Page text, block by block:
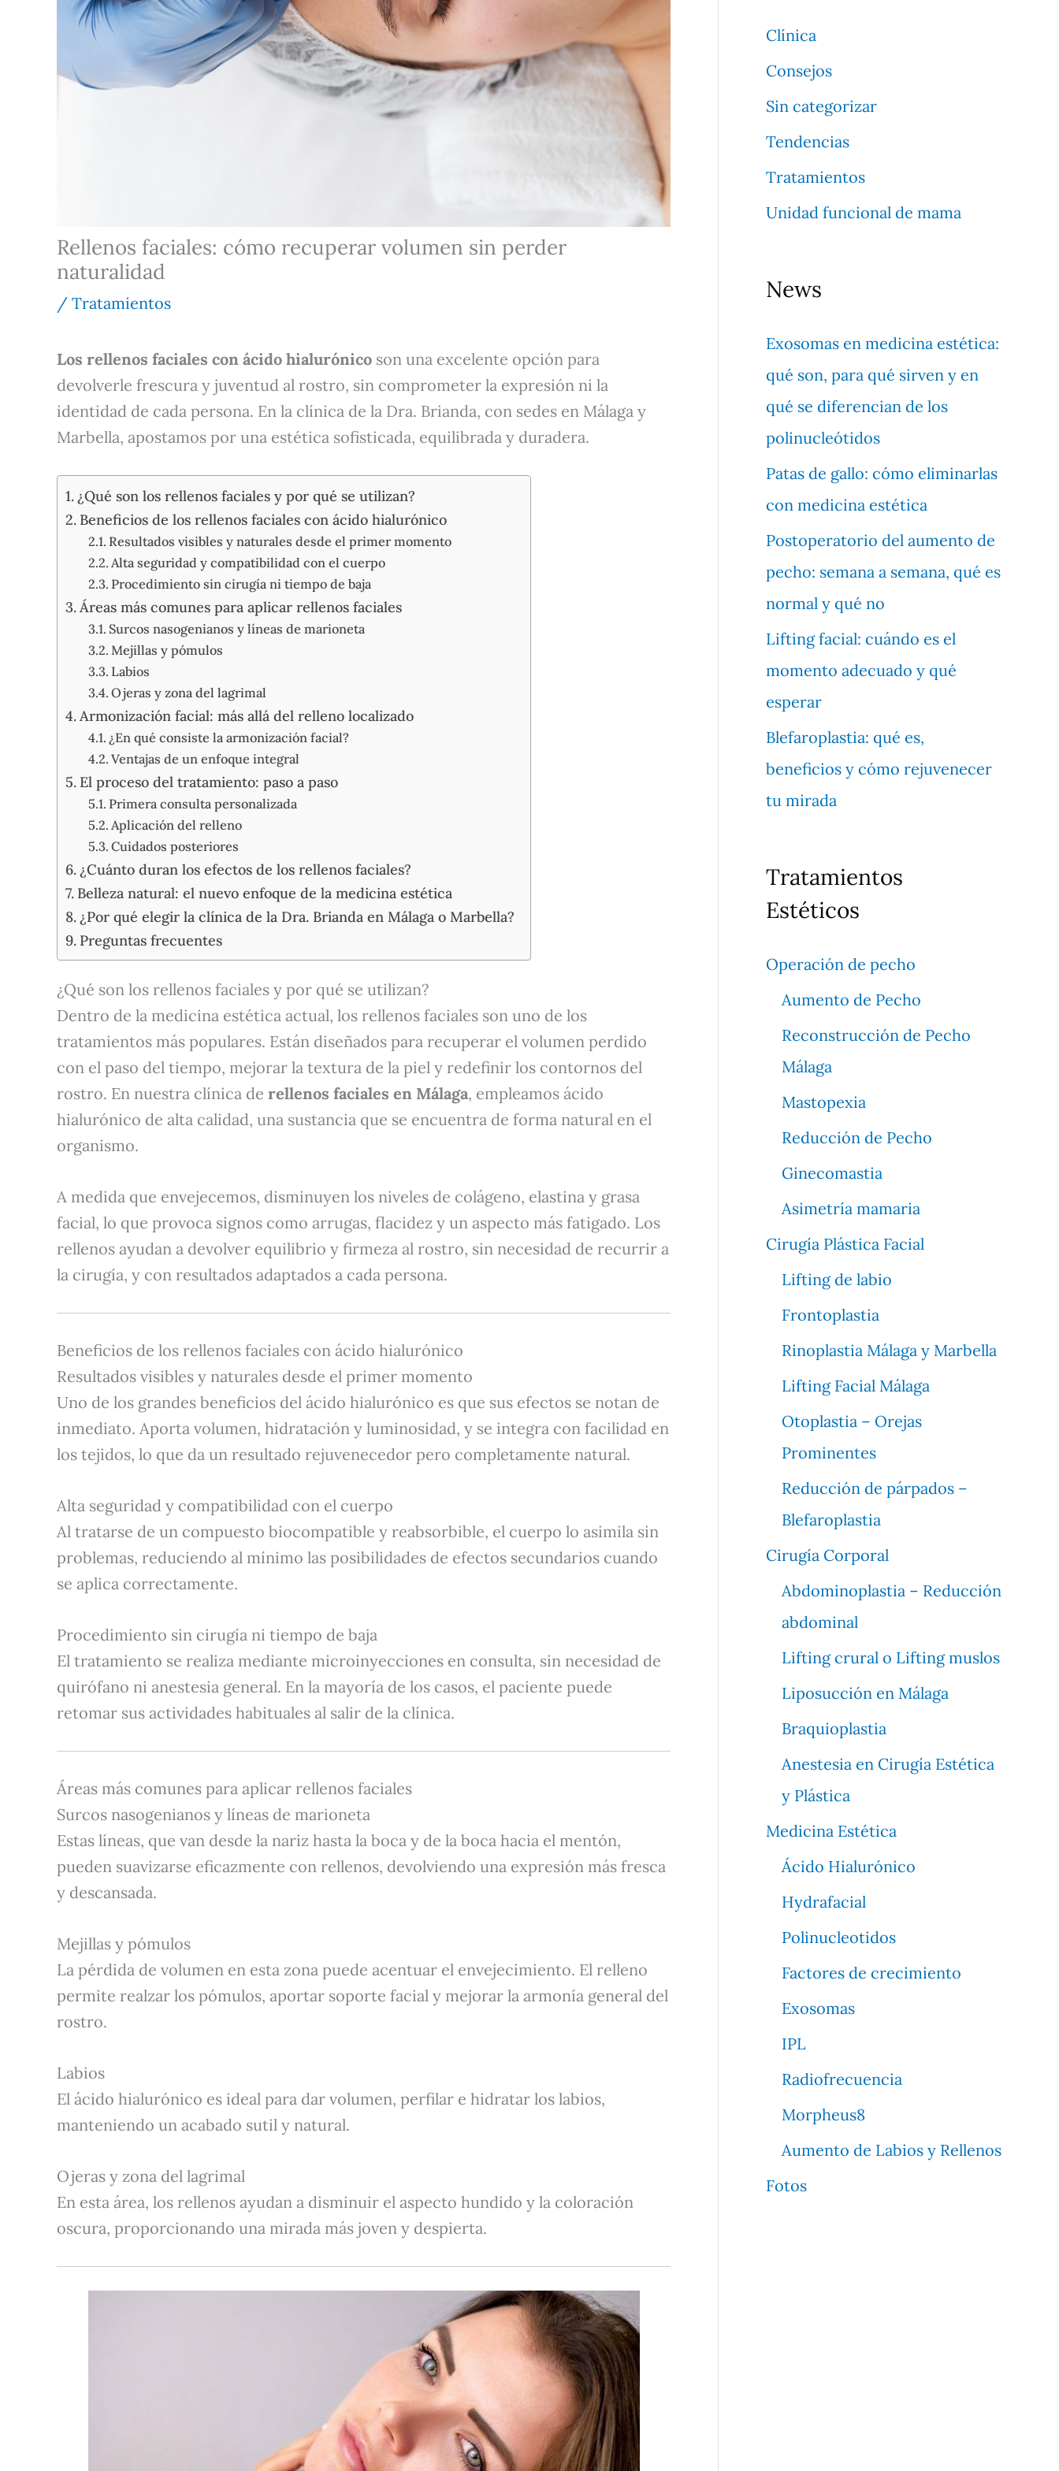
Rellenos faciales: cómo recuperar volumen sin perder
naturalidad
/ Tratamientos
Los rellenos faciales con ácido hialurónico son una excelente opción para
devolverle frescura y juventud al rostro, sin comprometer la expresión ni la
identidad de cada persona. En la clínica de la Dra. Brianda, con sedes en Málaga y
Marbella, apostamos por una estética sofisticada, equilibrada y duradera.
¿Qué son los rellenos faciales y por qué se utilizan?
Beneficios de los rellenos faciales con ácido hialurónico
Resultados visibles y naturales desde el primer momento
Alta seguridad y compatibilidad con el cuerpo
Procedimiento sin cirugía ni tiempo de baja
Áreas más comunes para aplicar rellenos faciales
Surcos nasogenianos y líneas de marioneta
Mejillas y pómulos
Labios
Ojeras y zona del lagrimal
Armonización facial: más allá del relleno localizado
¿En qué consiste la armonización facial?
Ventajas de un enfoque integral
El proceso del tratamiento: paso a paso
Primera consulta personalizada
Aplicación del relleno
Cuidados posteriores
¿Cuánto duran los efectos de los rellenos faciales?
Belleza natural: el nuevo enfoque de la medicina estética
¿Por qué elegir la clínica de la Dra. Brianda en Málaga o Marbella?
Preguntas frecuentes
¿Qué son los rellenos faciales y por qué se utilizan?
Dentro de la medicina estética actual, los rellenos faciales son uno de los
tratamientos más populares. Están diseñados para recuperar el volumen perdido
con el paso del tiempo, mejorar la textura de la piel y redefinir los contornos del
rostro. En nuestra clínica de rellenos faciales en Málaga, empleamos ácido
hialurónico de alta calidad, una sustancia que se encuentra de forma natural en el
organismo.
A medida que envejecemos, disminuyen los niveles de colágeno, elastina y grasa
facial, lo que provoca signos como arrugas, flacidez y un aspecto más fatigado. Los
rellenos ayudan a devolver equilibrio y firmeza al rostro, sin necesidad de recurrir a
la cirugía, y con resultados adaptados a cada persona.
Beneficios de los rellenos faciales con ácido hialurónico
Resultados visibles y naturales desde el primer momento
Uno de los grandes beneficios del ácido hialurónico es que sus efectos se notan de
inmediato. Aporta volumen, hidratación y luminosidad, y se integra con facilidad en
los tejidos, lo que da un resultado rejuvenecedor pero completamente natural.
Alta seguridad y compatibilidad con el cuerpo
Al tratarse de un compuesto biocompatible y reabsorbible, el cuerpo lo asimila sin
problemas, reduciendo al mínimo las posibilidades de efectos secundarios cuando
se aplica correctamente.
Procedimiento sin cirugía ni tiempo de baja
El tratamiento se realiza mediante microinyecciones en consulta, sin necesidad de
quirófano ni anestesia general. En la mayoría de los casos, el paciente puede
retomar sus actividades habituales al salir de la clínica.
Áreas más comunes para aplicar rellenos faciales
Surcos nasogenianos y líneas de marioneta
Estas líneas, que van desde la nariz hasta la boca y de la boca hacia el mentón,
pueden suavizarse eficazmente con rellenos, devolviendo una expresión más fresca
y descansada.
Mejillas y pómulos
La pérdida de volumen en esta zona puede acentuar el envejecimiento. El relleno
permite realzar los pómulos, aportar soporte facial y mejorar la armonía general del
rostro.
Labios
El ácido hialurónico es ideal para dar volumen, perfilar e hidratar los labios,
manteniendo un acabado sutil y natural.
Ojeras y zona del lagrimal
En esta área, los rellenos ayudan a disminuir el aspecto hundido y la coloración
oscura, proporcionando una mirada más joven y despierta.
a
r
Clínica
Consejos
Sin categorizar
Tendencias
Tratamientos
Unidad funcional de mama
News
Exosomas en medicina estética:
qué son, para qué sirven y en
qué se diferencian de los
polinucleótidos
Patas de gallo: cómo eliminarlas
con medicina estética
Postoperatorio del aumento de
pecho: semana a semana, qué es
normal y qué no
Lifting facial: cuándo es el
momento adecuado y qué
esperar
Blefaroplastia: qué es,
beneficios y cómo rejuvenecer
tu mirada
Tratamientos
Estéticos
Operación de pecho
Aumento de Pecho
Reconstrucción de Pecho
Málaga
Mastopexia
Reducción de Pecho
Ginecomastia
Asimetría mamaria
Cirugía Plástica Facial
Lifting de labio
Frontoplastia
Rinoplastia Málaga y Marbella
Lifting Facial Málaga
Otoplastia – Orejas
Prominentes
Reducción de párpados –
Blefaroplastia
Cirugía Corporal
Abdominoplastia – Reducción
abdominal
Lifting crural o Lifting muslos
Liposucción en Málaga
Braquioplastia
Anestesia en Cirugía Estética
y Plástica
Medicina Estética
Ácido Hialurónico
Hydrafacial
Polinucleotidos
Factores de crecimiento
Exosomas
IPL
Radiofrecuencia
Morpheus8
Aumento de Labios y Rellenos
Fotos